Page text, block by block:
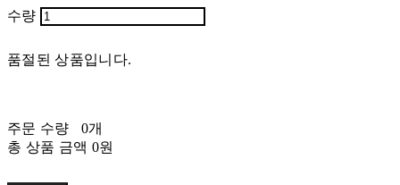
수량
품절된 상품입니다.
주문 수량
0개
총 상품 금액 0원